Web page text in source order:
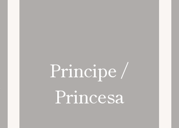
Principe /
Princesa